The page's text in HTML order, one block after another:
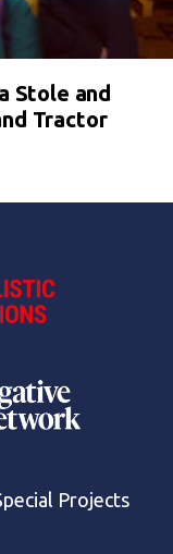
Stole and
Tractor
Projects